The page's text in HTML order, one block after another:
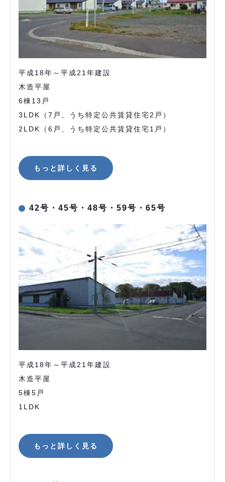
平成18年～平成21年建設
木造平屋
6棟13戸
3LDK（7戸、うち特定公共賃貸住宅2戸）
2LDK（6戸、うち特定公共賃貸住宅1戸）
もっと詳しく見る
42号・45号・48号・59号・65号
平成18年～平成21年建設
木造平屋
5棟5戸
1LDK
もっと詳しく見る